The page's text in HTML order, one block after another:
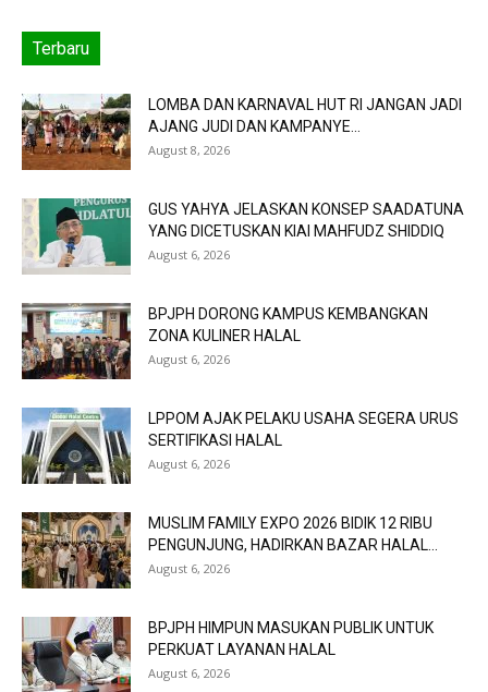
Terbaru
LOMBA DAN KARNAVAL HUT RI JANGAN JADI
AJANG JUDI DAN KAMPANYE...
August 8, 2026
GUS YAHYA JELASKAN KONSEP SAADATUNA
YANG DICETUSKAN KIAI MAHFUDZ SHIDDIQ
August 6, 2026
BPJPH DORONG KAMPUS KEMBANGKAN
ZONA KULINER HALAL
August 6, 2026
LPPOM AJAK PELAKU USAHA SEGERA URUS
SERTIFIKASI HALAL
August 6, 2026
MUSLIM FAMILY EXPO 2026 BIDIK 12 RIBU
PENGUNJUNG, HADIRKAN BAZAR HALAL...
August 6, 2026
BPJPH HIMPUN MASUKAN PUBLIK UNTUK
PERKUAT LAYANAN HALAL
August 6, 2026